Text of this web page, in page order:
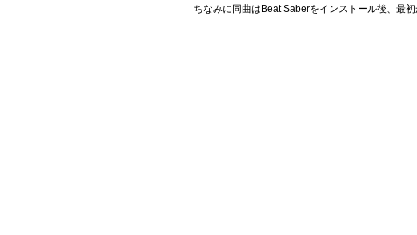
ちなみに同曲はBeat Saberをインストール後、最